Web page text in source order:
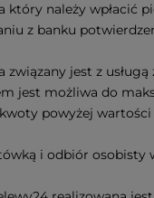
który należy wpłacić
z banku
związany jest z
jest możliwa do
powyżej
i odbiór osobisty